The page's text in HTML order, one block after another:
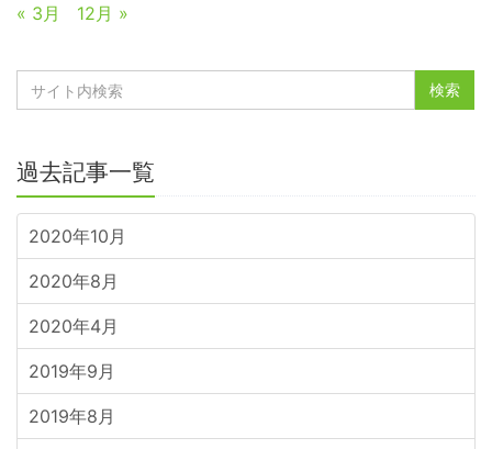
« 3月
12月 »
過去記事一覧
2020年10月
2020年8月
2020年4月
2019年9月
2019年8月